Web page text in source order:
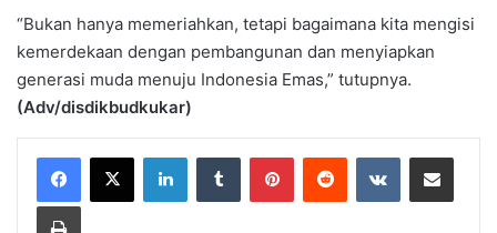
“Bukan hanya memeriahkan, tetapi bagaimana kita mengisi
kemerdekaan dengan pembangunan dan menyiapkan
generasi muda menuju Indonesia Emas,” tutupnya.
(Adv/disdikbudkukar)
LinkedInTumblr PinterestReddit VKontakteShare via Email
Print